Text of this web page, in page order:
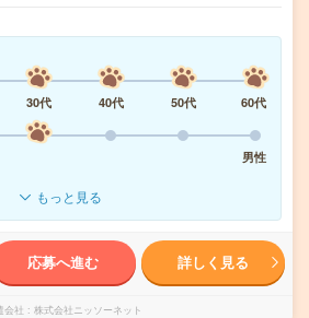
30代 40代 50代
60代
男性
もっと見る
応募へ進む 詳しく見る
会社 株式会社ニッソーネット